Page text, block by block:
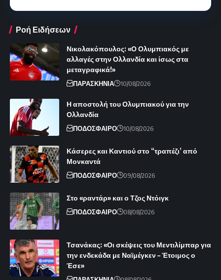
Ροή Ειδήσεων
Νικολακόπουλος: «Ο Ολυμπιακός με
αλλαγές στην Ολλανδία και ίσως στα
μεταγραφικά!»
ΠΑΡΑΣΚΗΝΙΑ 10/08/2026
Η αποστολή του Ολυμπιακού για την
Ολλανδία
ΠΟΔΟΣΦΑΙΡΟ 10/08/2026
Κάσερες και Καντιού στο “τραπέζι’ από
Μονκαντά
ΠΟΔΟΣΦΑΙΡΟ 09/08/2026
Στο «ραντάρ» και ο Τζος Ντόιγκ
ΠΟΔΟΣΦΑΙΡΟ 08/08/2026
Τσανάκας: «Οι σκέψεις του Μεντιλίμπαρ για
την ενδεκάδα με Ναϊμέγκεν – Έτοιμος ο
Έσε»